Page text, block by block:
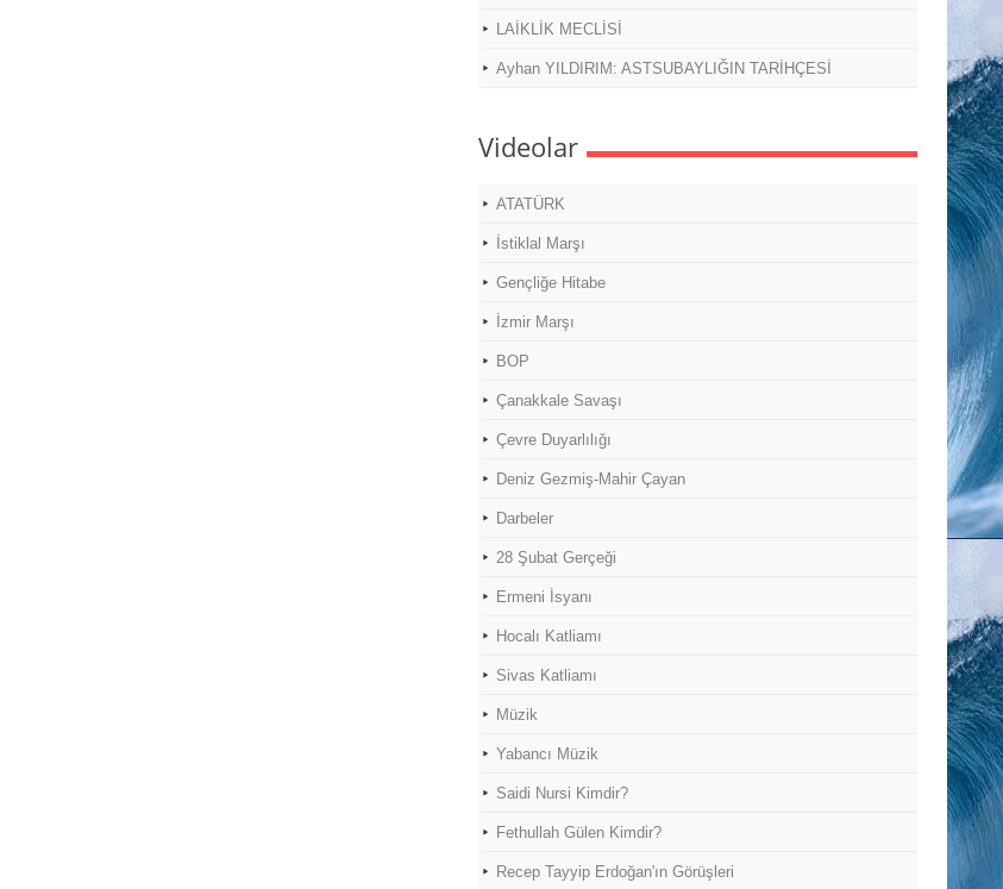
LAİKLİK MECLİSİ
Ayhan YILDIRIM: ASTSUBAYLIĞIN TARİHÇESİ
Videolar
ATATÜRK
İstiklal Marşı
Gençliğe Hitabe
İzmir Marşı
BOP
Çanakkale Savaşı
Çevre Duyarlılığı
Deniz Gezmiş-Mahir Çayan
Darbeler
28 Şubat Gerçeği
Ermeni İsyanı
Hocalı Katliamı
Sivas Katliamı
Müzik
Yabancı Müzik
Saidi Nursi Kimdir?
Fethullah Gülen Kimdir?
Recep Tayyip Erdoğan'ın Görüşleri